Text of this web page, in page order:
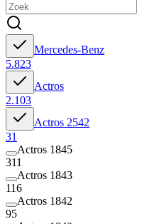
Mercedes-Benz
5.823
Actros
2.103
Actros 2542
31
Actros 1845
311
Actros 1843
116
Actros 1842
95